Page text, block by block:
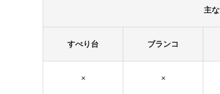
主
すべり台 ブランコ
× ×